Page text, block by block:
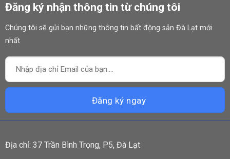
Đăng ký nhận thông tin từ chúng tôi
Chúng tôi sẽ gửi bạn những thông tin bất động sản Đà Lạt mới
nhất
Địa chỉ: 37 Trần Bình Trọng, P5, Đà Lạt